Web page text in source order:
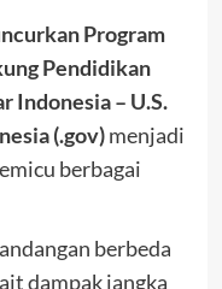
Program
Pendidikan
Indonesia – U.S.
(.gov)menjadi
berbagai
berbeda
dampak jangka